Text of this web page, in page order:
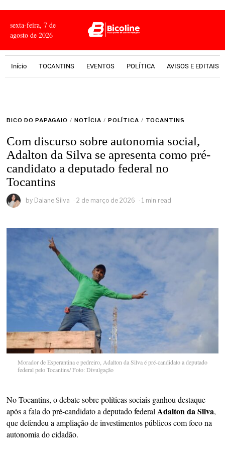
sexta-feira, 7 de
agosto de 2026
Início TOCANTINS EVENTOS POLÍTICA AVISOS E EDITAIS
BICO DO PAPAGAIO / NOTÍCIA / POLÍTICA / TOCANTINS
Com discurso sobre autonomia social,
Adalton da Silva se apresenta como pré-
candidato a deputado federal no
Tocantins
by Daiane Silva 2 de março de 2026 1 min read
Morador de Esperantina e pedreiro, Adalton da Silva é pré-candidato a deputado
federal pelo Tocantins/ Foto: Divulgação
No Tocantins, o debate sobre políticas sociais ganhou destaque
após a fala do pré-candidato a deputado federal Adalton da Silva,
que defendeu a ampliação de investimentos públicos com foco na
autonomia do cidadão.